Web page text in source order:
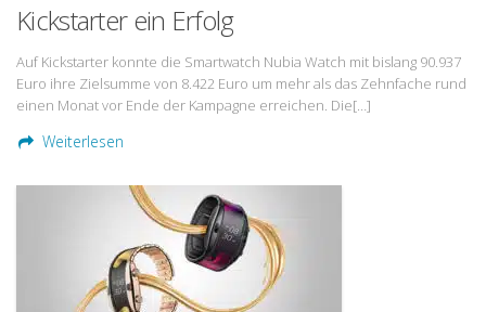
Kickstarter ein Erfolg
Auf Kickstarter konnte die Smartwatch Nubia Watch mit bislang 90.937
Euro ihre Zielsumme von 8.422 Euro um mehr als das Zehnfache rund
einen Monat vor Ende der Kampagne erreichen. Die[…]
Weiterlesen